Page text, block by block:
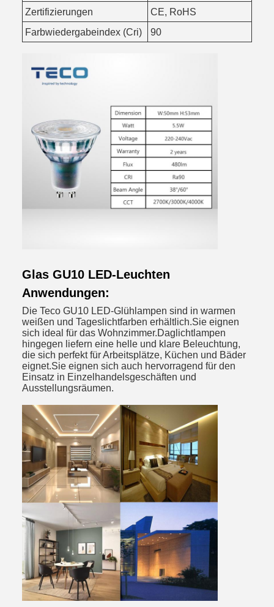
Zertifizierungen
CE, RoHS
Farbwiedergabeindex (Cri)
90
Glas GU10 LED-Leuchten
Anwendungen:
Die Teco GU10 LED-Glühlampen sind in warmen
weißen und Tageslichtfarben erhältlich.Sie eignen
sich ideal für das Wohnzimmer.Daglichtlampen
hingegen liefern eine helle und klare Beleuchtung,
die sich perfekt für Arbeitsplätze, Küchen und Bäder
eignet.Sie eignen sich auch hervorragend für den
Einsatz in Einzelhandelsgeschäften und
Ausstellungsräumen.